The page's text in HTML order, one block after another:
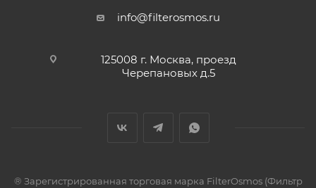
info@filterosmos.ru
125008 г. Москва, проезд
Черепановых д.5
® Зарегистрированная торговая марка FilterOsmos (Фильтр